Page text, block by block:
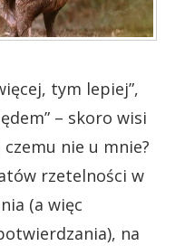
tym lepiej”,
– skoro wisi
nie u mnie?
rzetelności w
(a więc
na